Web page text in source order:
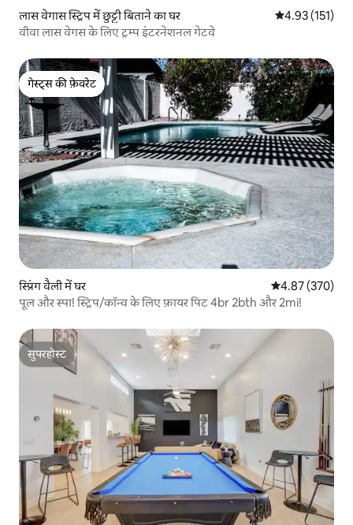
लास वेगास स्ट्रिप में छुट्टी बिताने का घर औसत रेटिंग 5 में से
4.93 (151)
वीवा लास वेगस के लिए ट्रम्प इंटरनेशनल गेटवे
गेस्ट्स की फ़ेवरेट
गेस्ट्स की फ़ेवरेट
स्प्रिंग वैली में घर औसत रेटिंग 5 में से
4.87 (370)
पूल और स्पा! स्ट्रिप/कॉन्व के लिए फ़ायर पिट 4br 2bth और 2mi!
सुपरहोस्ट
सुपरहोस्ट